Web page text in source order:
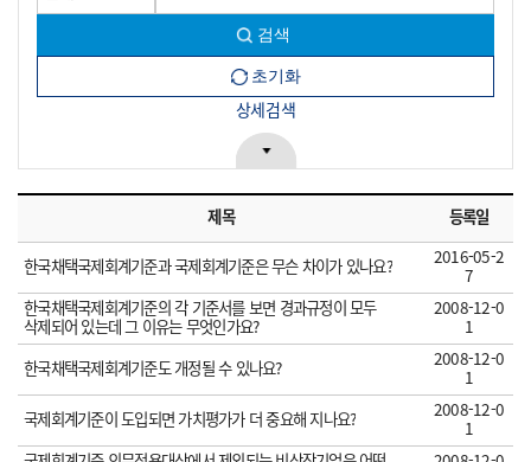
상세검색
제목 등록일
한국채택국제회계기준과 국제회계기준은 무슨 차이가 있나요?
2016-05-2
7
한국채택국제회계기준의 각 기준서를 보면 경과규정이 모두
삭제되어 있는데 그 이유는 무엇인가요?
2008-12-0
1
한국채택국제회계기준도 개정될 수 있나요?
2008-12-0
1
국제회계기준이 도입되면 가치평가가 더 중요해 지나요?
2008-12-0
1